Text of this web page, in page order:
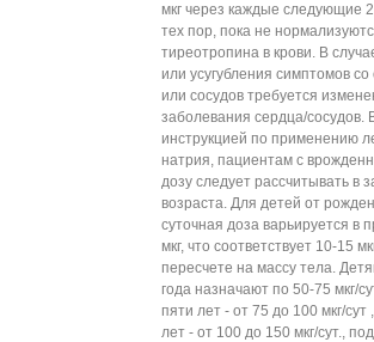
мкг через каждые следующие
тех пор, пока не
тиреотропина в крови. В
или усугубления симптомов
или сосудов требуется
заболевания сердца/сосудов.
инструкцией по применению
натрия, пациентам с
дозу следует рассчитывать в
возраста. Для детей от
суточная доза варьируется в
мкг, что соответствует 10-15
пересчете на массу тела.
года назначают по 50-75 мкг/
пяти лет - от 75 до 100 мкг/
лет - от 100 до 150 мкг/сут.,